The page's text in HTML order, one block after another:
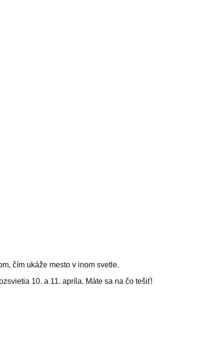
čím ukáže mesto v inom svetle.
10. a 11. apríla. Máte sa na čo tešiť!